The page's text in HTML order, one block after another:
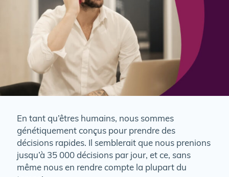
En tant qu’êtres humains, nous sommes
génétiquement conçus pour prendre des
décisions rapides. Il semblerait que nous prenions
jusqu’à 35 000 décisions par jour, et ce, sans
même nous en rendre compte la plupart du